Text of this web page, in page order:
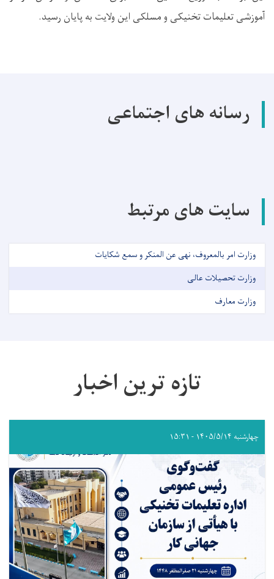
آموزشی تعلیمات تخنیکی و مسلکی این ولایت به پایان رسید.
رسانه های اجتماعی
سایت های مرتبط
وزارت امر بالمعروف، نهی عن المنکر و سمع شکایات
وزارت تحصیلات عالی
وزارت معارف
تازه ترین اخبار
چهارشنبه ۱۴۰۵/۵/۱۴ - ۱۵:۳۱